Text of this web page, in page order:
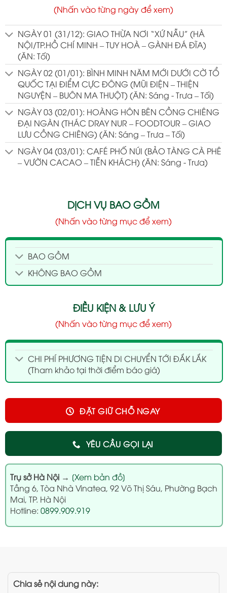
(Nhấn vào từng ngày để xem)
NGÀY 01 (31/12): GIAO THỪA NƠI “XỨ NẪU” (HÀ
NỘI/TP.HỒ CHÍ MINH – TUY HOÀ – GÀNH ĐÁ ĐĨA)
(ĂN: Tối)
NGÀY 02 (01/01): BÌNH MINH NĂM MỚI DƯỚI CỜ TỔ
QUỐC TẠI ĐIỂM CỰC ĐÔNG (MŨI ĐIỆN – THIỆN
NGUYỆN – BUÔN MA THUỘT) (ĂN: Sáng - Trưa – Tối)
NGÀY 03 (02/01): HOÀNG HÔN BÊN CỒNG CHIÊNG
ĐẠI NGÀN (THÁC DRAY NUR – FOODTOUR – GIAO
LƯU CỒNG CHIÊNG) (ĂN: Sáng – Trưa – Tối)
NGÀY 04 (03/01): CAFÉ PHỐ NÚI (BẢO TÀNG CÀ PHÊ
– VƯỜN CACAO – TIỄN KHÁCH) (ĂN: Sáng - Trưa)
DỊCH VỤ BAO GỒM
(Nhấn vào từng mục để xem)
BAO GỒM
KHÔNG BAO GỒM
ĐIỀU KIỆN & LƯU Ý
(Nhấn vào từng mục để xem)
CHI PHÍ PHƯƠNG TIỆN DI CHUYỂN TỚI ĐẮK LẮK
(Tham khảo tại thời điểm báo giá)
YÊU CẦU GỌI LẠI
ĐẶT GIỮ CHỖ NGAY
Trụ sở Hà Nội→ [Xem bản đồ]
Tầng 6, Tòa Nhà Vinatea, 92 Võ Thị Sáu, Phường Bạch
Mai, TP. Hà Nội
Hotline: 0899.909.919
Chia sẻ nội dung này: